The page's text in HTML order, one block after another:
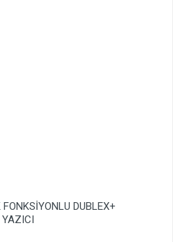
DUBLEX+
YAZICI